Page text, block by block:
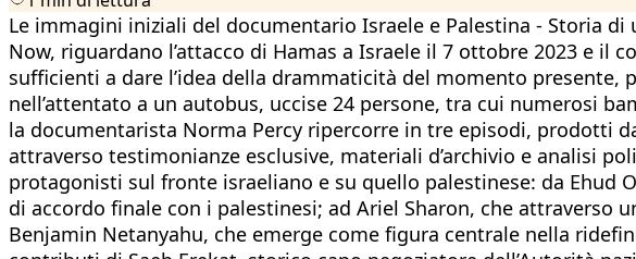
Le immagini iniziali del documentario Israele e Palestina - Storia
Now, riguardano l’attacco di Hamas a Israele il 7 ottobre 2023 e il
sufficienti a dare l’idea della drammaticità del momento
nell’attentato a un autobus, uccise 24 persone, tra cui numerosi
la documentarista Norma Percy ripercorre in tre episodi, prodotti
attraverso testimonianze esclusive, materiali d’archivio e analisi
protagonisti sul fronte israeliano e su quello palestinese: da Ehud
di accordo finale con i palestinesi; ad Ariel Sharon, che attraverso
Benjamin Netanyahu, che emerge come figura centrale nella